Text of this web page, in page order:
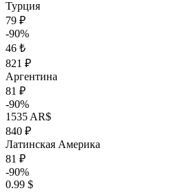
Турция
79 ₽
-90%
46 ₺
821 ₽
Аргентина
81 ₽
-90%
1535 AR$
840 ₽
Латинская Америка
81 ₽
-90%
0.99 $